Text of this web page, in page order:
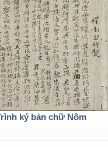
ký bản chữ Nôm